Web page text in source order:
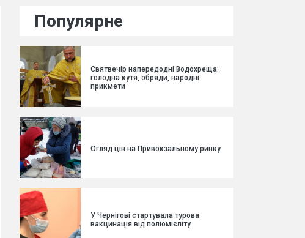
Популярне
Святвечір напередодні Водохреща:
голодна кутя, обряди, народні
прикмети
Огляд цін на Привокзальному ринку
У Чернігові стартувала турова
вакцинація від поліомієліту